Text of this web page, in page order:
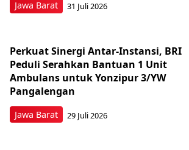
Jawa Barat 31 Juli 2026
Jawa Barat
Perkuat Sinergi Antar-Instansi, BRI
Peduli Serahkan Bantuan 1 Unit
Ambulans untuk Yonzipur 3/YW
Pangalengan
29 Juli 2026